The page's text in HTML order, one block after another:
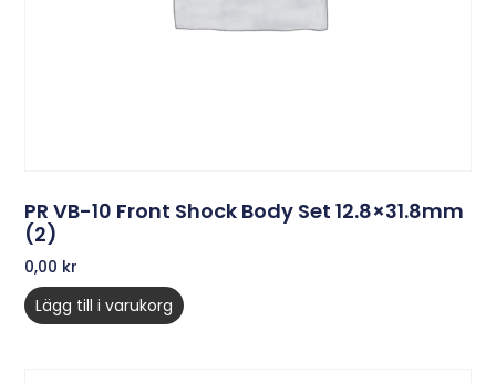
PR VB-10 Front Shock Body Set 12.8×31.8mm
(2)
0,00 kr
Lägg till i varukorg